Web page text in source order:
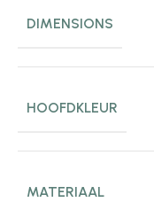
DIMENSIONS
HOOFDKLEUR
MATERIAAL